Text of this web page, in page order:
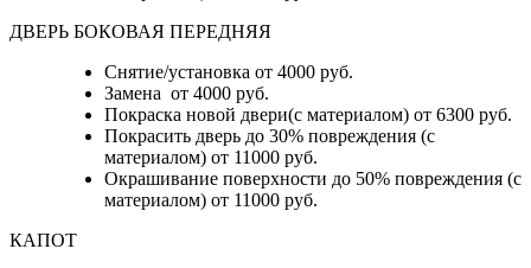
ДВЕРЬ БОКОВАЯ ПЕРЕДНЯЯ
Снятие/установка от 4000 руб.
Замена от 4000 руб.
Покраска новой двери(с материалом) от 6300 руб.
Покрасить дверь до 30% повреждения (с
материалом) от 11000 руб.
Окрашивание поверхности до 50% повреждения (с
материалом) от 11000 руб.
КАПОТ